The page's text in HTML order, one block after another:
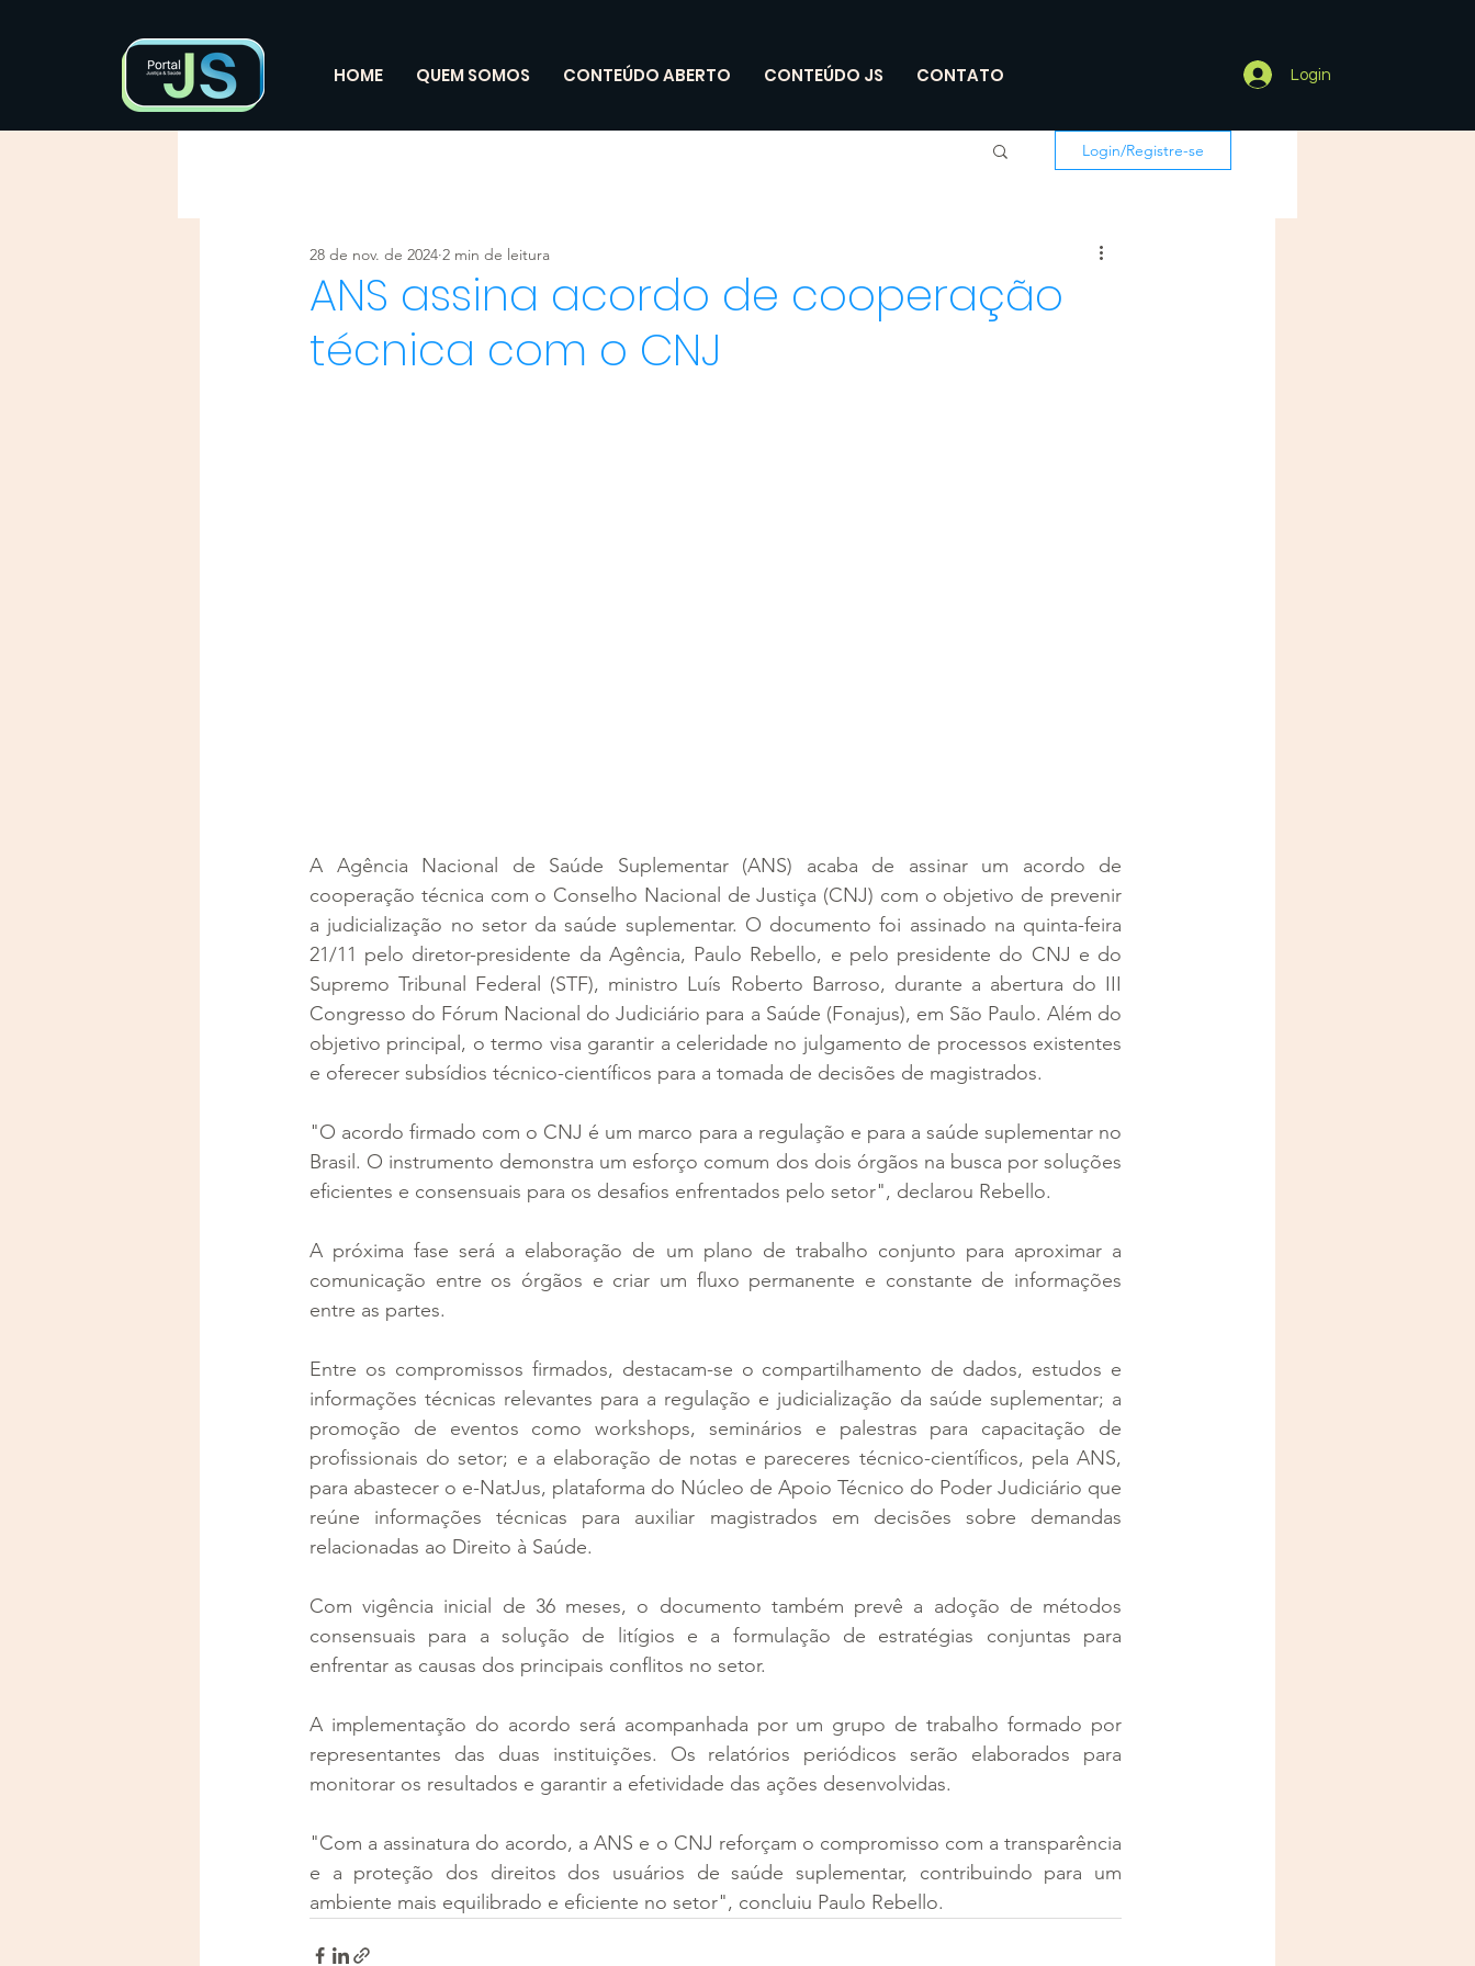
HOME QUEM SOMOS CONTEÚDO ABERTO CONTEÚDO JS CONTATO Login
Login/Registre-se
ANS assina acordo de cooperação
técnica com o CNJ
28 de nov. de 2024 2 min de leitura
A Agência Nacional de Saúde Suplementar (ANS) acaba de assinar um acordo de
cooperação técnica com o Conselho Nacional de Justiça (CNJ) com o objetivo de prevenir
a judicialização no setor da saúde suplementar. O documento foi assinado na quinta-feira
21/11 pelo diretor-presidente da Agência, Paulo Rebello, e pelo presidente do CNJ e do
Supremo Tribunal Federal (STF), ministro Luís Roberto Barroso, durante a abertura do III
Congresso do Fórum Nacional do Judiciário para a Saúde (Fonajus), em São Paulo. Além do
objetivo principal, o termo visa garantir a celeridade no julgamento de processos existentes
e oferecer subsídios técnico-científicos para a tomada de decisões de magistrados.
"O acordo firmado com o CNJ é um marco para a regulação e para a saúde suplementar no
Brasil. O instrumento demonstra um esforço comum dos dois órgãos na busca por soluções
eficientes e consensuais para os desafios enfrentados pelo setor", declarou Rebello.
A próxima fase será a elaboração de um plano de trabalho conjunto para aproximar a
comunicação entre os órgãos e criar um fluxo permanente e constante de informações
entre as partes.
Entre os compromissos firmados, destacam-se o compartilhamento de dados, estudos e
informações técnicas relevantes para a regulação e judicialização da saúde suplementar; a
promoção de eventos como workshops, seminários e palestras para capacitação de
profissionais do setor; e a elaboração de notas e pareceres técnico-científicos, pela ANS,
para abastecer o e-NatJus, plataforma do Núcleo de Apoio Técnico do Poder Judiciário que
reúne informações técnicas para auxiliar magistrados em decisões sobre demandas
relacionadas ao Direito à Saúde.
Com vigência inicial de 36 meses, o documento também prevê a adoção de métodos
consensuais para a solução de litígios e a formulação de estratégias conjuntas para
enfrentar as causas dos principais conflitos no setor.
A implementação do acordo será acompanhada por um grupo de trabalho formado por
representantes das duas instituições. Os relatórios periódicos serão elaborados para
monitorar os resultados e garantir a efetividade das ações desenvolvidas.
"Com a assinatura do acordo, a ANS e o CNJ reforçam o compromisso com a transparência
e a proteção dos direitos dos usuários de saúde suplementar, contribuindo para um
ambiente mais equilibrado e eficiente no setor", concluiu Paulo Rebello.